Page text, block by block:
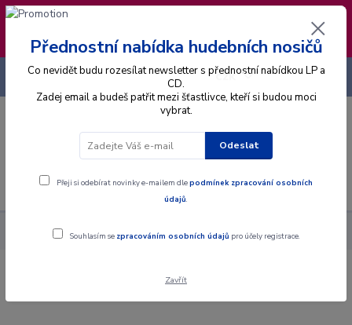
❣️ Od 4.8. do 13.8. čerpám dovolenou. Datum
expedice objednávek se posouvá na pátek
14.8.2026 🐋
Menu
CZK
+420 725 736 293
Alba CD Kryštof - Jeviště - CD
Kryštof - Jeviště - CD
Přednostní nabídka hudebních nosičů
Co nevidět budu rozesílat newsletter s přednostní nabídkou LP a
CD.
Zadej email a budeš patřit mezi šťastlivce, kteří si budou moci
vybrat.
Odeslat
Přeji si odebírat novinky e-mailem dlepodmínek zpracování osobních
údajů.
Souhlasím se zpracováním osobních údajů pro účely registrace.
Zavřít